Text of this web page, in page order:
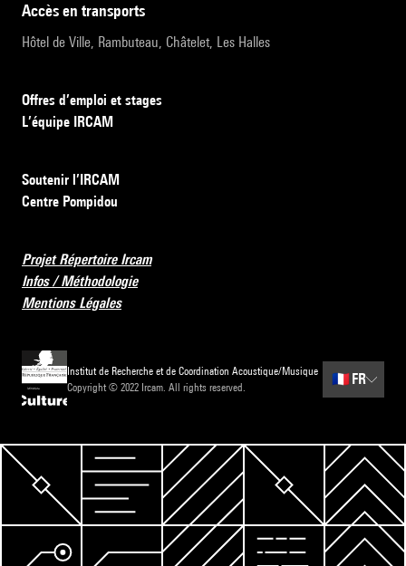
accès en transports
Hôtel de Ville, Rambuteau, Châtelet, Les Halles
Offres d’emploi et stages
L’équipe IRCAM
Soutenir l’IRCAM
Centre Pompidou
Projet Répertoire Ircam
Infos / Méthodologie
Mentions Légales
Institut de Recherche et de Coordination Acoustique/Musique
Copyright © 2022 Ircam. All rights reserved.
🇫🇷 FR